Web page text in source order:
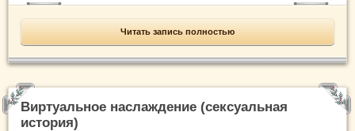
Читать запись полностью
Виртуальное наслаждение (сексуальная
история)